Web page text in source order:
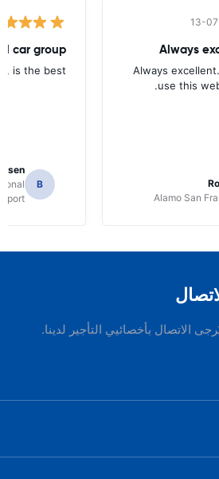
13-
Always
Always
use this
Alamo San
car group
is the best.
B
الاتصال بأخصائيي التأجير لدينا.